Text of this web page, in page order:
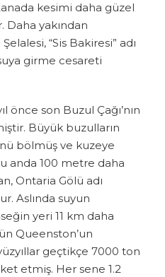
kesimi daha güzel
Daha yakından
“Sis Bakiresi” adı
girme cesareti
önce son Buzul Çağı’nın
Büyük buzulların
bölmüş ve kuzeye
anda 100 metre daha
Ontaria Gölü adı
Aslında suyun
yeri 11 km daha
Queenston’un
geçtikçe 7000 ton
etmiş. Her sene 1.2